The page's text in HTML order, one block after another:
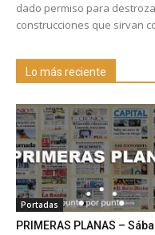
dado permiso para
construcciones que sirvan
Lo más reciente
Portadas
PRIMERAS PLANAS –